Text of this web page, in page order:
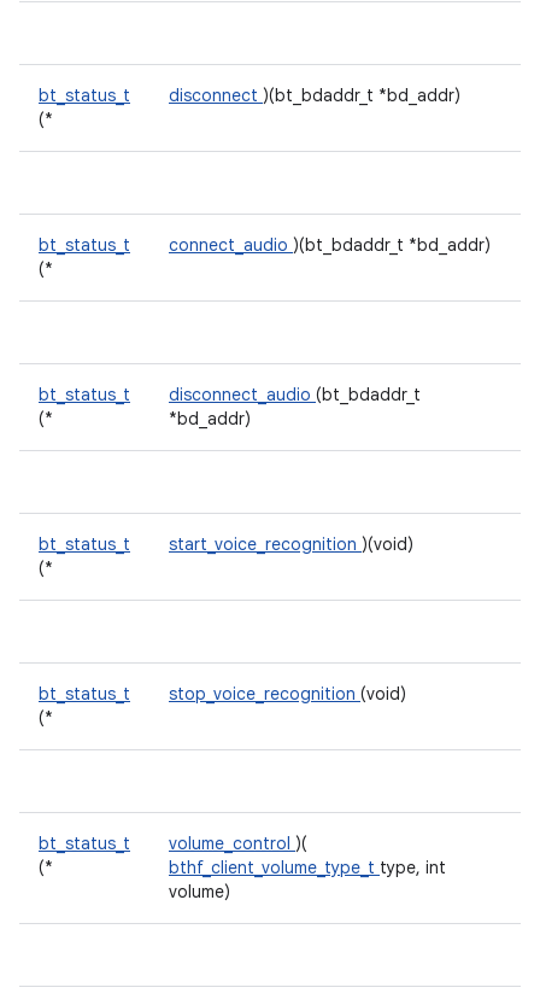
bt_status_t
(*
disconnect )(bt_bdaddr_t *bd_addr)
bt_status_t
(*
connect_audio )(bt_bdaddr_t *bd_addr)
bt_status_t
(*
disconnect_audio (bt_bdaddr_t
*bd_addr)
bt_status_t
(*
start_voice_recognition )(void)
bt_status_t
(*
stop_voice_recognition (void)
bt_status_t
(*
volume_control )(
bthf_client_volume_type_t type, int
volume)